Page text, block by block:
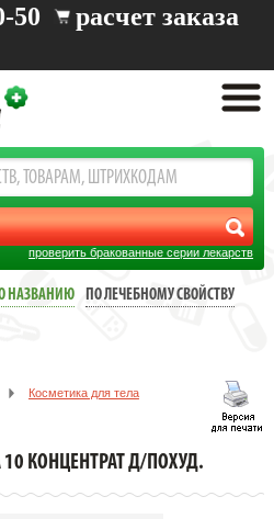
50 расчет заказа
проверить бракованные серии лекарств
НАЗВАНИЮ
ПО ЛЕЧЕБНОМУ СВОЙСТВУ
Косметика для тела
д/похуд.
10 КОНЦЕНТРАТ Д/ПОХУД.